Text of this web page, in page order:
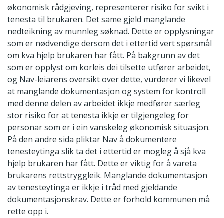
økonomisk rådgjeving, representerer risiko for svikt i
tenesta til brukaren. Det same gjeld manglande
nedteikning av munnleg søknad. Dette er opplysningar
som er nødvendige dersom det i ettertid vert spørsmål
om kva hjelp brukaren har fått. På bakgrunn av det
som er opplyst om korleis dei tilsette utfører arbeidet,
og Nav-leiarens oversikt over dette, vurderer vi likevel
at manglande dokumentasjon og system for kontroll
med denne delen av arbeidet ikkje medfører særleg
stor risiko for at tenesta ikkje er tilgjengeleg for
personar som er i ein vanskeleg økonomisk situasjon.
På den andre sida pliktar Nav å dokumentere
tenesteytinga slik ta det i ettertid er mogleg å sjå kva
hjelp brukaren har fått. Dette er viktig for å vareta
brukarens rettstryggleik. Manglande dokumentasjon
av tenesteytinga er ikkje i tråd med gjeldande
dokumentasjonskrav. Dette er forhold kommunen må
rette opp i.